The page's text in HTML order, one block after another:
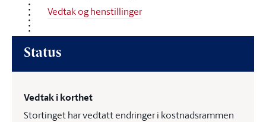
Vedtak og henstillinger
Status
Vedtak i korthet
Stortinget har vedtatt endringer i kostnadsrammen